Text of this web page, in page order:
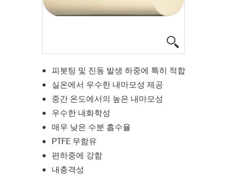
피봇팅 및 진동 발생 하중에 특히 적합
실온에서 우수한 내마모성 제공
중간 온도에서의 높은 내마모성
우수한 내화학성
매우 낮은 수분 흡수율
PTFE 무함유
편하중에 강함
내충격성